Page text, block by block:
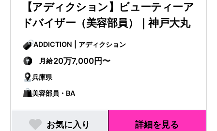
【アディクション】ビューティーア
ドバイザー（美容部員）｜神戸大丸
ADDICTION | アディクション
月給20万7,000円〜
兵庫県
美容部員・BA
お気に入り 詳細を見る